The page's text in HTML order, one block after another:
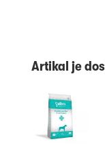
Artikal je